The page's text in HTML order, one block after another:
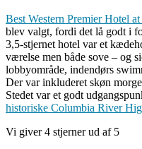
Best Western Premier Hotel
blev valgt, fordi det lå godt i
3,5-stjernet hotel var et
værelse men både sove – og
lobbyområde, indendørs
Der var inkluderet skøn
Stedet var et godt
historiske Columbia River
Vi giver 4 stjerner ud af 5